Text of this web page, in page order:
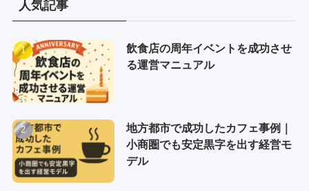
人気記事
飲食店の周年イベントを成功させ
る運営マニュアル
地方都市で成功したカフェ事例｜
小商圏でも安定黒字を出す経営モ
デル